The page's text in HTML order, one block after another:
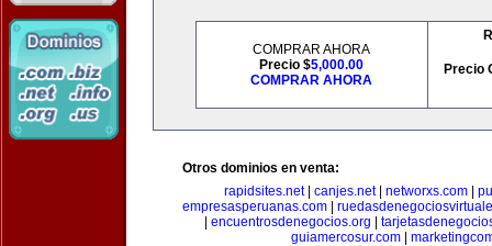
COMPRAR AHORA
Precio $5,000.00
COMPRAR AHORA
Precio
Otros dominios en venta:
rapidsites.net| canjes.net| networxs.com
empresasperuanas.com
encuentrosdenegocios.org
guiamercosur.com